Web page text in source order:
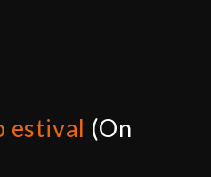
estival (On